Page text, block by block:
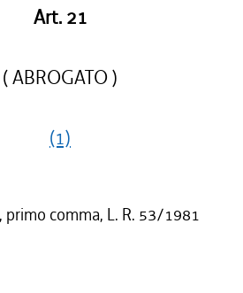
Art. 21
( ABROGATO )
(1)
comma, L. R. 53/1981